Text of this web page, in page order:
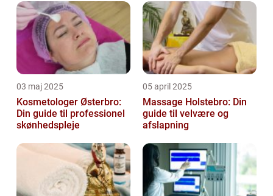
03 maj 2025
Kosmetologer Østerbro:
Din guide til professionel
skønhedspleje
05 april 2025
Massage Holstebro: Din
guide til velvære og
afslapning